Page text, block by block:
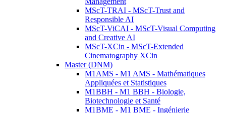
MScT-TRAI - MScT-Trust and
Responsible AI
MScT-ViCAI - MScT-Visual Computing
and Creative AI
MScT-XCin - MScT-Extended
Cinematography XCin
Master (DNM)
M1AMS - M1 AMS - Mathématiques
Appliquées et Statistiques
M1BBH - M1 BBH - Biologie,
Biotechnologie et Santé
M1BME - M1 BME - Ingénierie